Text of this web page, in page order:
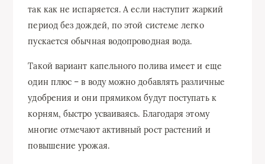
так как не испаряется. А если наступит жаркий
период без дождей, по этой системе легко
пускается обычная водопроводная вода.
Такой вариант капельного полива имеет и еще
один плюс – в воду можно добавлять различные
удобрения и они прямиком будут поступать к
корням, быстро усваиваясь. Благодаря этому
многие отмечают активный рост растений и
повышение урожая.